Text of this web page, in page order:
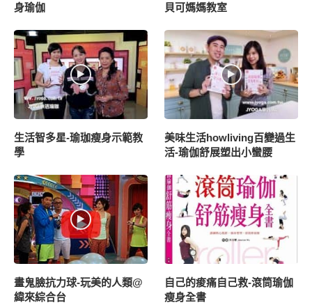
身瑜伽
貝可媽媽教室
生活智多星-瑜珈瘦身示範教
學
美味生活howliving百變過生
活-瑜伽舒展塑出小蠻腰
畫鬼臉抗力球-玩美的人類@
緯來綜合台
自己的痠痛自己救-滾筒瑜伽
瘦身全書